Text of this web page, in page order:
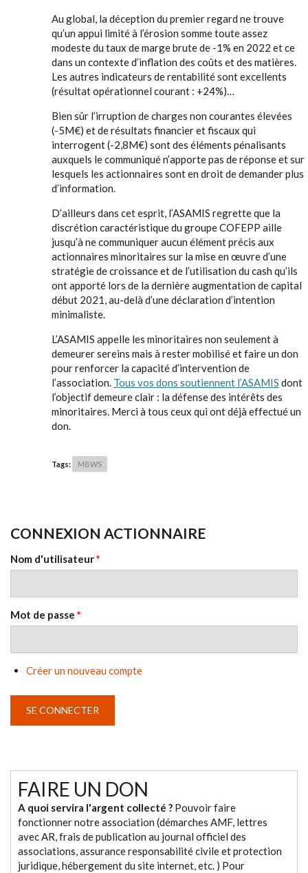
Au global, la déception du premier regard ne trouve
qu’un appui limité à l’érosion somme toute assez
modeste du taux de marge brute de -1% en 2022 et ce
dans un contexte d’inflation des coûts et des matières.
Les autres indicateurs de rentabilité sont excellents
(résultat opérationnel courant : +24%)…
Bien sûr l’irruption de charges non courantes élevées
(-5M€) et de résultats financier et fiscaux qui
interrogent (-2,8M€) sont des éléments pénalisants
auxquels le communiqué n’apporte pas de réponse et sur
lesquels les actionnaires sont en droit de demander plus
d’information.
D’ailleurs dans cet esprit, l’ASAMIS regrette que la
discrétion caractéristique du groupe COFEPP aille
jusqu’à ne communiquer aucun élément précis aux
actionnaires minoritaires sur la mise en œuvre d’une
stratégie de croissance et de l’utilisation du cash qu’ils
ont apporté lors de la dernière augmentation de capital
début 2021, au-delà d’une déclaration d’intention
minimaliste.
L’ASAMIS appelle les minoritaires non seulement à
demeurer sereins mais à rester mobilisé et faire un don
pour renforcer la capacité d’intervention de
l’association. Tous vos dons soutiennent l’ASAMIS dont
l’objectif demeure clair : la défense des intérêts des
minoritaires. Merci à tous ceux qui ont déjà effectué un
don.
Tags: MBWS
CONNEXION ACTIONNAIRE
Nom d'utilisateur*
Mot de passe *
Créer un nouveau compte
FAIRE UN DON
A quoi servira l'argent collecté ? Pouvoir faire
fonctionner notre association (démarches AMF, lettres
avec AR, frais de publication au journal officiel des
associations, assurance responsabilité civile et protection
juridique, hébergement du site internet, etc. ) Pour